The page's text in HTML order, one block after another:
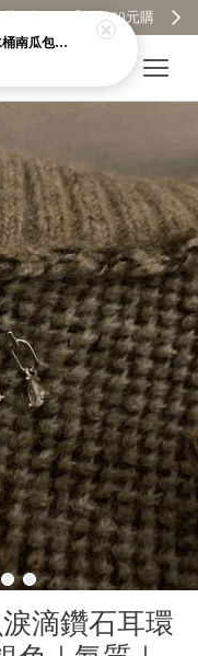
滴鑽石耳環
𝐧𝐞𝐰𝐚𝐧𝐚 韓系霧面感・麂皮水桶南瓜包｜通勤日常包｜高級皮革｜現貨＋預購【nk62】